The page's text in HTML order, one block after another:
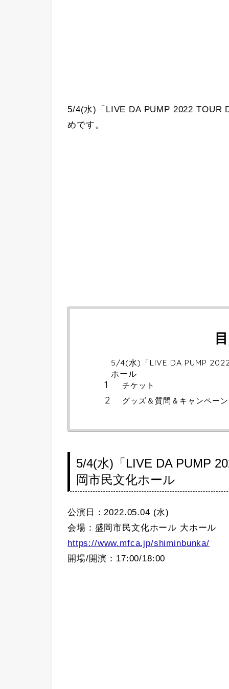
5/4(水)「LIVE DA PUMP 2022 TOUR
めです。
5/4(水)「LIVE DA PUMP
ホール
チケット
グッズ＆質問＆キャンペー
5/4(水)「LIVE DA PUMP
岡市⺠⽂化ホール
公演日：2022.05.04 (水)
会場：盛岡市⺠⽂化ホール ⼤ホール
https://www.mfca.jp/shiminbunka/
開場/開演：17:00/18:00